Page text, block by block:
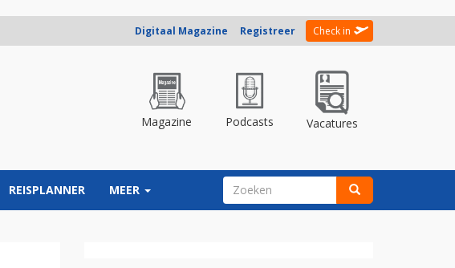
Digitaal Magazine Registreer Check in
Magazine Podcasts Vacatures
REISPLANNER MEER ZOEKVELD